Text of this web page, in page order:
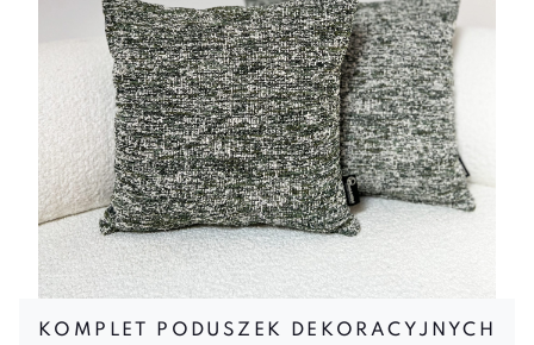
KOMPLET PODUSZEK DEKORACYJNYCH